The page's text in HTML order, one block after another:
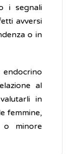
i segnali
avversi
o in
al
in
femmine,
o minore